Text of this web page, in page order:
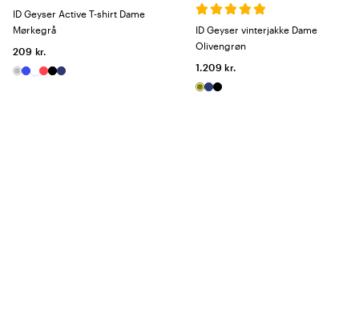
ID Geyser Active T-shirt Dame
Mørkegrå
209 kr.
ID Geyser vinterjakke Dame
Olivengrøn
1.209 kr.